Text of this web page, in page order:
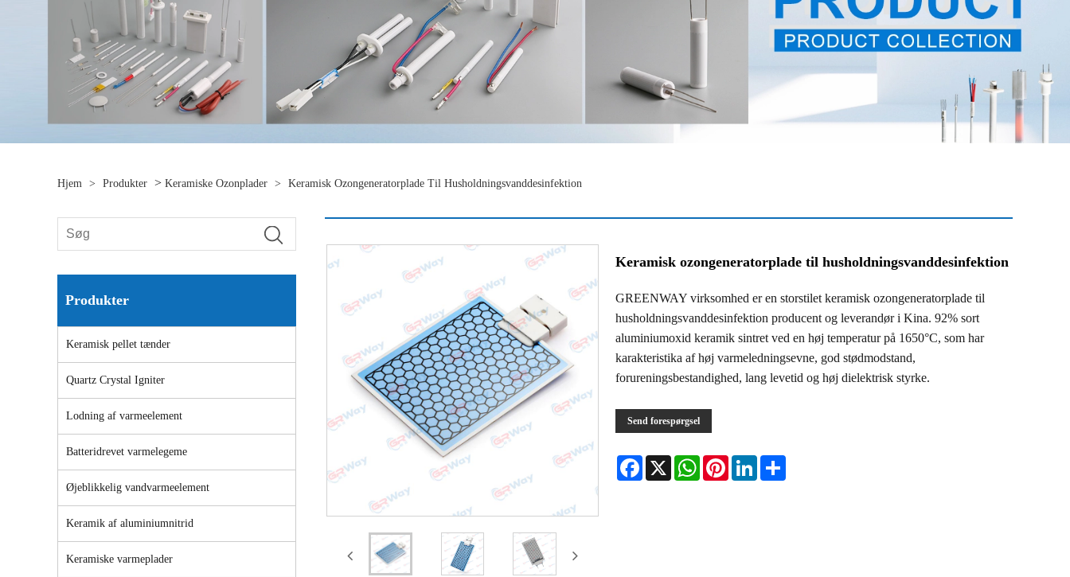
Hjem > Produkter > Keramiske Ozonplader > Keramisk Ozongeneratorplade Til Husholdningsvanddesinfektion
Produkter
Keramisk pellet tænder
Quartz Crystal Igniter
Lodning af varmeelement
Batteridrevet varmelegeme
Øjeblikkelig vandvarmeelement
Keramik af aluminiumnitrid
Keramiske varmeplader
Keramisk ozongeneratorplade til husholdningsvanddesinfektion
GREENWAY virksomhed er en storstilet keramisk ozongeneratorplade til
husholdningsvanddesinfektion producent og leverandør i Kina. 92% sort
aluminiumoxid keramik sintret ved en høj temperatur på 1650°C, som har
karakteristika af høj varmeledningsevne, god stødmodstand,
forureningsbestandighed, lang levetid og høj dielektrisk styrke.
Send forespørgsel
Facebook
X WhatsAppPinterestLinkedInShare